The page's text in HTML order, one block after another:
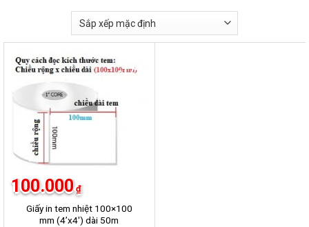
-17%
Giấy in tem nhiệt 100×100
mm (4’x4′) dài 50m
100.000 ₫